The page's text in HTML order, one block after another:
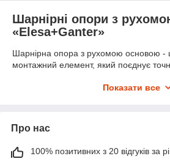
Шарнірні опори з
«Elesa+Ganter»
Шарнірна опора з рухомою основою -
монтажний елемент, який поєднує
Завдяки шарніру основа може
особливо потрібні там, де обладнання
нерівномірно розподіленою вагою.
На відміну від жорстких моделей
Показати все
Про нас
100% позитивних з 20 відгуків за